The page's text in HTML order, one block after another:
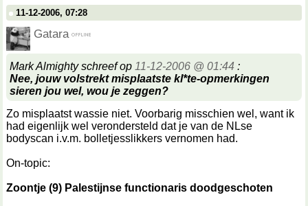
11-12-2006, 07:28
Gatara
Mark Almighty schreef op 11-12-2006 @ 01:44 :
Nee, jouw volstrekt misplaatste kl*te-opmerkingen
sieren jou wel, wou je zeggen?
Zo misplaatst wassie niet. Voorbarig misschien wel, want ik
had eigenlijk wel verondersteld dat je van de NLse
bodyscan i.v.m. bolletjesslikkers vernomen had.
On-topic:
Zoontje (9) Palestijnse functionaris doodgeschoten